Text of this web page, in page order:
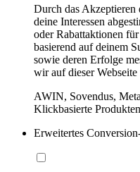
Durch das
deine Interessen
oder Rabattaktionen
basierend auf deinem
sowie deren Erfolge
wir auf dieser
AWIN, Sovendus,
Klickbasierte
Erweitertes